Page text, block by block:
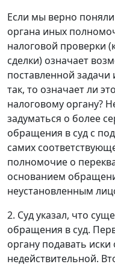
Если мы верно поняли
органа иных
налоговой проверки
сделки) означает
поставленной
так, то означает ли
налоговому органу?
задуматься о более
обращения в суд с
самих
полномочие о
основанием
неустановленным
2. Суд указал, что
обращения в суд.
органу подавать
недействительной.